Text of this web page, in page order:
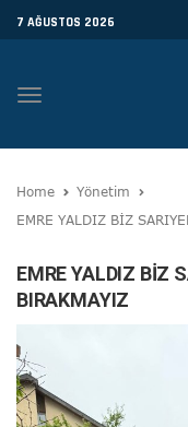
7 AĞUSTOS 2026
Toggle
Home
Yönetim
EMRE YALDIZ BİZ
EMRE YALDIZ BİZ
BIRAKMAYIZ